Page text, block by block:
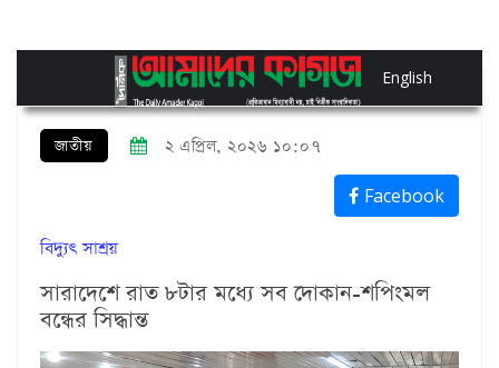
English
জাতীয় ২ এপ্রিল, ২০২৬ ১০:০৭
Facebook
বিদ্যুৎ সাশ্রয়
সারাদেশে রাত ৮টার মধ্যে সব দোকান-শপিংমল
বন্ধের সিদ্ধান্ত